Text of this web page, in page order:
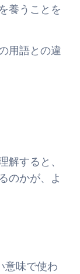
養うことを
用語との違
解すると、
のかが、よ
意味で使わ